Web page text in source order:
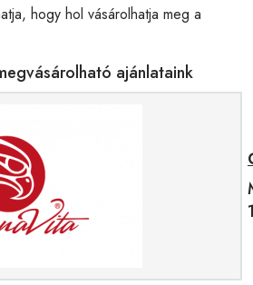
hogy hol vásárolhatja meg a
ajánlataink